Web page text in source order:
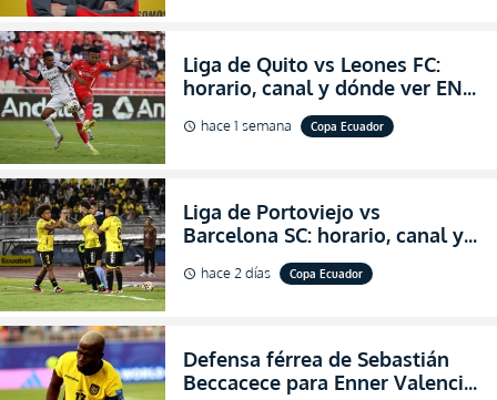
Liga de Quito vs Leones FC:
horario, canal y dónde ver EN
VIVO los octavos de final de la
Copa Ecuador 2026
schedule hace 1 semana Copa Ecuador
Liga de Portoviejo vs
Barcelona SC: horario, canal y
dónde ver EN VIVO los octavos
de final de la Copa Ecuador
schedule hace 2 días Copa Ecuador
Defensa férrea de Sebastián
Beccacece para Enner Valencia